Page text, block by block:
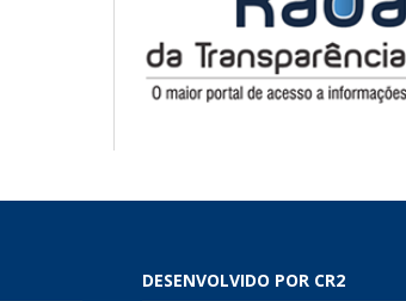
DESENVOLVIDO POR CR2